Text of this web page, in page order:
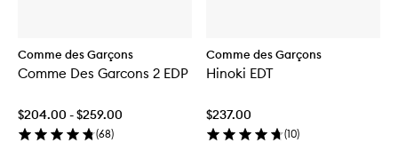
Comme des Garçons
Comme Des Garcons 2 EDP
$204.00 - $259.00
(68)
Comme des Garçons
Hinoki EDT
$237.00
(10)